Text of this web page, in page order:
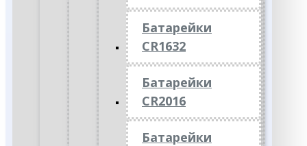
Батарейки
CR1632
Батарейки
CR2016
Батарейки